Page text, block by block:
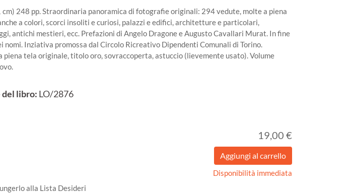
cm) 248 pp. Straordinaria panoramica di fotografie originali: 294 vedute, molte a piena
a colori, scorci insoliti e curiosi, palazzi e edifici, architetture e particolari,
antichi mestieri, ecc. Prefazioni di Angelo Dragone e Augusto Cavallari Murat. In fine
nomi. Inziativa promossa dal Circolo Ricreativo Dipendenti Comunali di Torino.
piena tela originale, titolo oro, sovraccoperta, astuccio (lievemente usato). Volume
del libro: LO/2876
19,00 €
Disponibilità immediata
alla Lista Desideri